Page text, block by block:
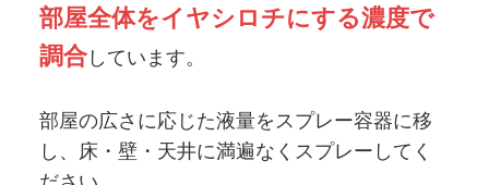
部屋全体をイヤシロチにする濃度で
調合しています。
部屋の広さに応じた液量をスプレー容器に移
し、
床・壁・天井に満遍なくスプレーしてく